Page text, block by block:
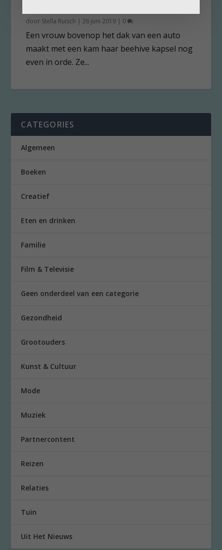
door Stella Ruisch |26 juni 2019 | 0
Een vrouw bovenop het dak van een auto
maakt met een kam haar beehive kapsel nog
even in orde. Ze...
CATEGORIES
Algemeen
Boeken
Creatief
Eten en drinken
Familie
Film & Televisie
Geen onderdeel van een categorie
Gezondheid
Grootouders
Kunst & Cultuur
Mode
Muziek
Partnercontent
Reizen
Relaties
Tuin
Uit Het Nieuws